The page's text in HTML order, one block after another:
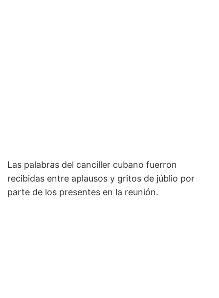
Las palabras del canciller cubano fuerron
recibidas entre aplausos y gritos de júblio por
parte de los presentes en la reunión.